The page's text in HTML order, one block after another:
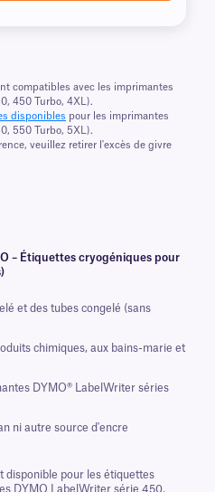
compatibles avec les imprimantes
450 Turbo, 4XL).
disponibles pour les imprimantes
550 Turbo, 5XL).
veuillez retirer l'excès de givre
– Étiquettes cryogéniques pour
et des tubes congelé (sans
chimiques, aux bains-marie et
DYMO® LabelWriter séries
ni autre source d'encre
disponible pour les étiquettes
DYMO LabelWriter série 450,